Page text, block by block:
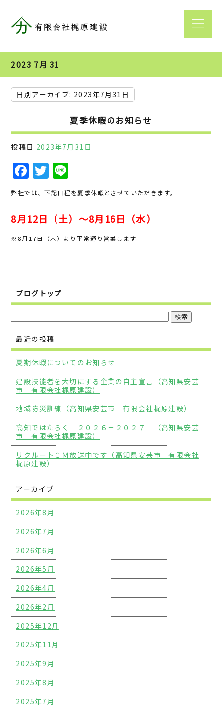
2023 7月 31
日別アーカイブ: 2023年7月31日
夏季休暇のお知らせ
投稿日 2023年7月31日
F
a
c
e
b
T
w
it
te
r
n
e
弊社では、下記日程を夏季休暇とさせていただきます。
8月12日（土）～8月16日（水）
※8月17日（木）より平常通り営業します
ブログトップ
最近の投稿
夏期休暇についてのお知らせ
建設技能者を大切にする企業の自主宣言（高知県安芸
市 有限会社梶原建設）
地域防災訓練（高知県安芸市 有限会社梶原建設）
高知ではたらく ２０２６－２０２７ （高知県安芸
市 有限会社梶原建設）
リクルートＣＭ放送中です（高知県安芸市 有限会社
梶原建設）
アーカイブ
2026年8月
2026年7月
2026年6月
2026年5月
2026年4月
2026年2月
2025年12月
2025年11月
2025年9月
2025年8月
2025年7月